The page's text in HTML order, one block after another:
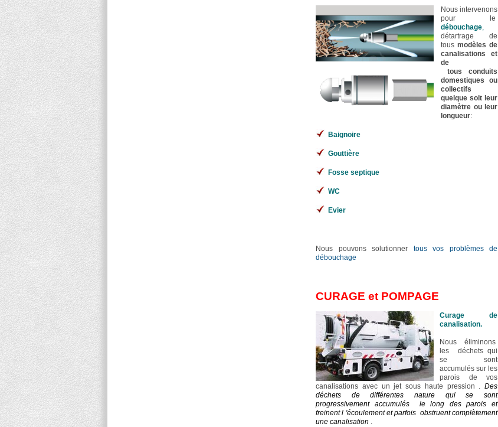
Nous intervenons
pour le
débouchage,
détartrage de
tous modèles de
canalisations et
de
tous conduits
domestiques ou
collectifs
quelque soit leur
diamètre ou leur
longueur:
Baignoire
Gouttière
Fosse septique
WC
Evier
Nous pouvons solutionner tous vos problèmes de
débouchage
CURAGE et POMPAGE
Curage de
canalisation.
Nous éliminons
les déchets qui
se sont
accumulés sur les
parois de vos
canalisations avec un jet sous haute pression . Des
déchets de différentes nature qui se sont
progressivement accumulés le long des parois et
freinent l 'écoulement et parfois obstruent complètement
une canalisation .